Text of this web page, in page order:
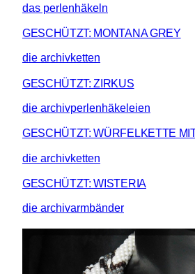
das perlenhäkeln
GESCHÜTZT: MONTANA GREY
die archivketten
GESCHÜTZT: ZIRKUS
die archivperlenhäkeleien
GESCHÜTZT: WÜRFELKETTE
die archivketten
GESCHÜTZT: WISTERIA
die archivarmbänder